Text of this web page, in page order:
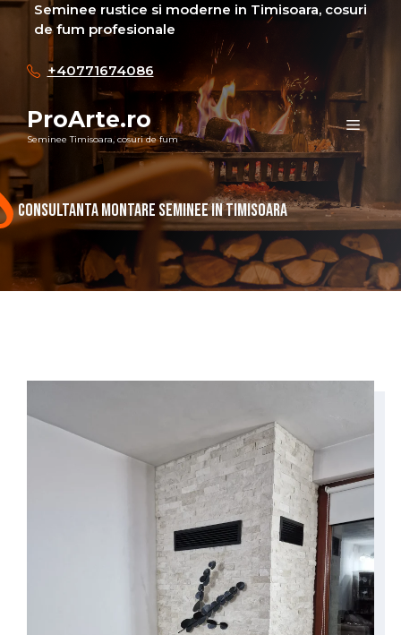
Sari
Seminee rustice si moderne in Timisoara, cosuri
de fum profesionale
+40771674086
ProArte.ro
Seminee Timisoara, cosuri de fum
Meniu
Consultanta montare seminee in Timisoara